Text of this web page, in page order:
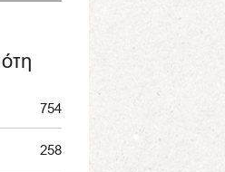
754
258